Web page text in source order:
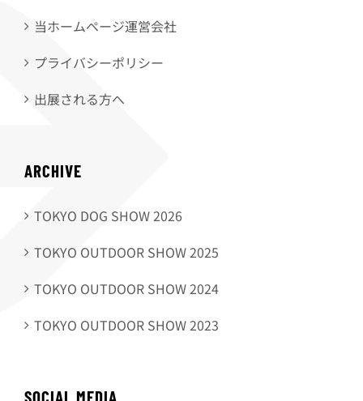
当ホームページ運営会社
プライバシーポリシー
出展される方へ
ARCHIVE
TOKYO DOG SHOW 2026
TOKYO OUTDOOR SHOW 2025
TOKYO OUTDOOR SHOW 2024
TOKYO OUTDOOR SHOW 2023
SOCIAL MEDIA